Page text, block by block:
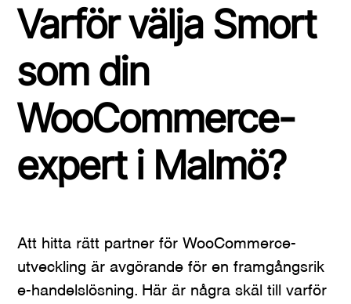
Varför välja Smort
som din
WooCommerce-
expert i Malmö?
Att hitta rätt partner för WooCommerce-
utveckling är avgörande för en framgångsrik
e-handelslösning. Här är några skäl till varför